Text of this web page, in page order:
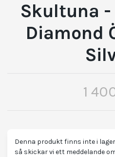
Skultuna
Diamond
1
Denna produkt finns inte i
så skickar vi ett meddelande